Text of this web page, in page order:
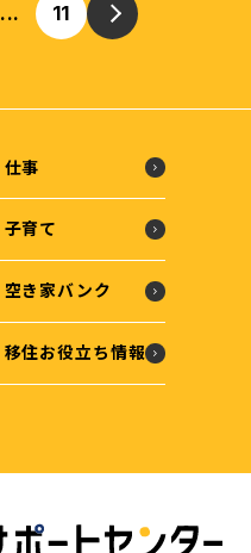
... 11
仕事
子育て
空き家バンク
移住お役立ち情報